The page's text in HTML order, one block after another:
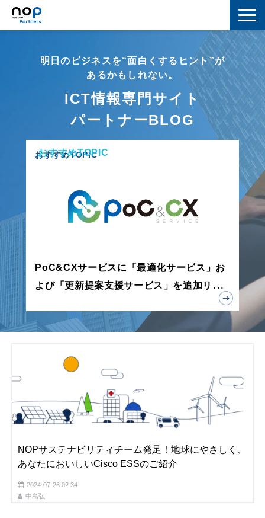
マーケティング
セキュリティ
コラボレーション
IT用語解説
明日のビジネスを“面白くするヒント”が
あるかもしれない。
ICT情報専門サイト
パートナーBLOG
おすすめTOPIC
PoC&CXサービスに「最適化サービス」お
よび「更新提案支援サービス」を追加リリ
おすすめTOPIC
NOPサステナビリティチーム発足！地球にやさしく、
あなたにおいしいCisco ESSのご紹介
2024-07-26 02:34
中島弘